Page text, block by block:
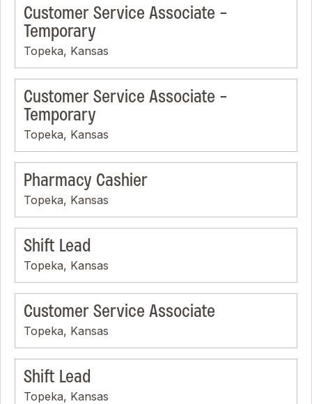
Customer Service Associate -
Temporary
Topeka, Kansas
Customer Service Associate -
Temporary
Topeka, Kansas
Pharmacy Cashier
Topeka, Kansas
Shift Lead
Topeka, Kansas
Customer Service Associate
Topeka, Kansas
Shift Lead
Topeka, Kansas